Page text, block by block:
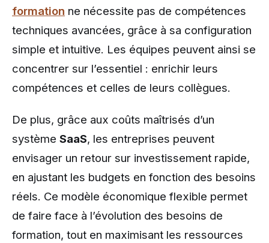
formation ne nécessite pas de compétences
techniques avancées, grâce à sa configuration
simple et intuitive. Les équipes peuvent ainsi se
concentrer sur l’essentiel : enrichir leurs
compétences et celles de leurs collègues.
De plus, grâce aux coûts maîtrisés d’un
système SaaS, les entreprises peuvent
envisager un retour sur investissement rapide,
en ajustant les budgets en fonction des besoins
réels. Ce modèle économique flexible permet
de faire face à l’évolution des besoins de
formation, tout en maximisant les ressources